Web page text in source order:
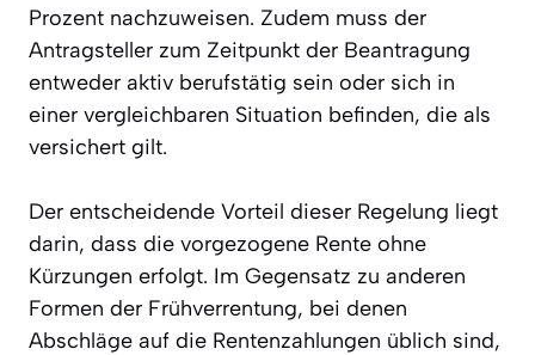
Prozent nachzuweisen. Zudem muss der
Antragsteller zum Zeitpunkt der Beantragung
entweder aktiv berufstätig sein oder sich in
einer vergleichbaren Situation befinden, die als
versichert gilt.
Der entscheidende Vorteil dieser Regelung liegt
darin, dass die vorgezogene Rente ohne
Kürzungen erfolgt. Im Gegensatz zu anderen
Formen der Frühverrentung, bei denen
Abschläge auf die Rentenzahlungen üblich sind,